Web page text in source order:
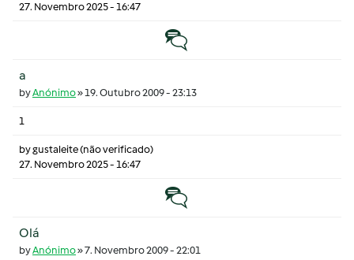
27. Novembro 2025 - 16:47
Tópico normal
a
byAnónimo»19. Outubro 2009 - 23:13
1
bygustaleite (não verificado)
27. Novembro 2025 - 16:47
Tópico normal
Olá
byAnónimo»7. Novembro 2009 - 22:01